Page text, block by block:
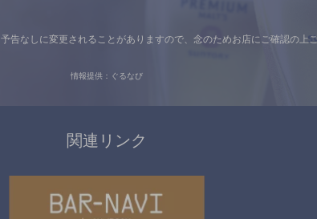
予告なしに変更されることがありますので、 念のためお店にご確認の上
情報提供：ぐるなび
関連リンク